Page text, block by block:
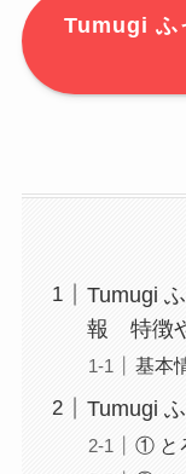
Tumugi ふ
Tumugi
報 特徴
基本
Tumugi
① と